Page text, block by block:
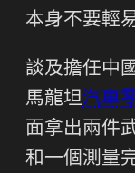
本身不要輕
談及擔任中
馬龍坦汽車
面拿出兩件
和一個測量